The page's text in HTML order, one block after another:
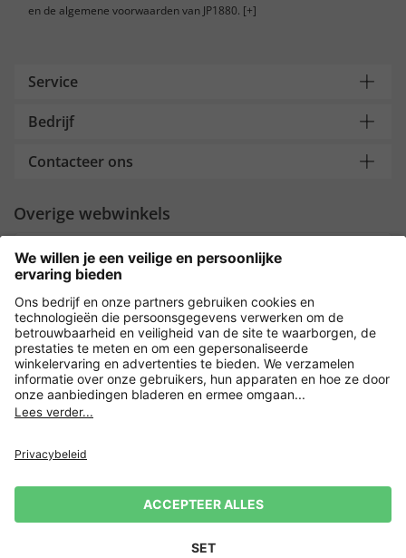
en de algemene voorwaarden van JP1880. [+]
Service
Bedrijf
Contacteer ons
Overige webwinkels
Nederland
Payment and Delivery
Versleuteling met
Verkoopvoorwaarden
Leveringsvoorwaarden
Herroeping indienen
Impressum Cookie-instellingen